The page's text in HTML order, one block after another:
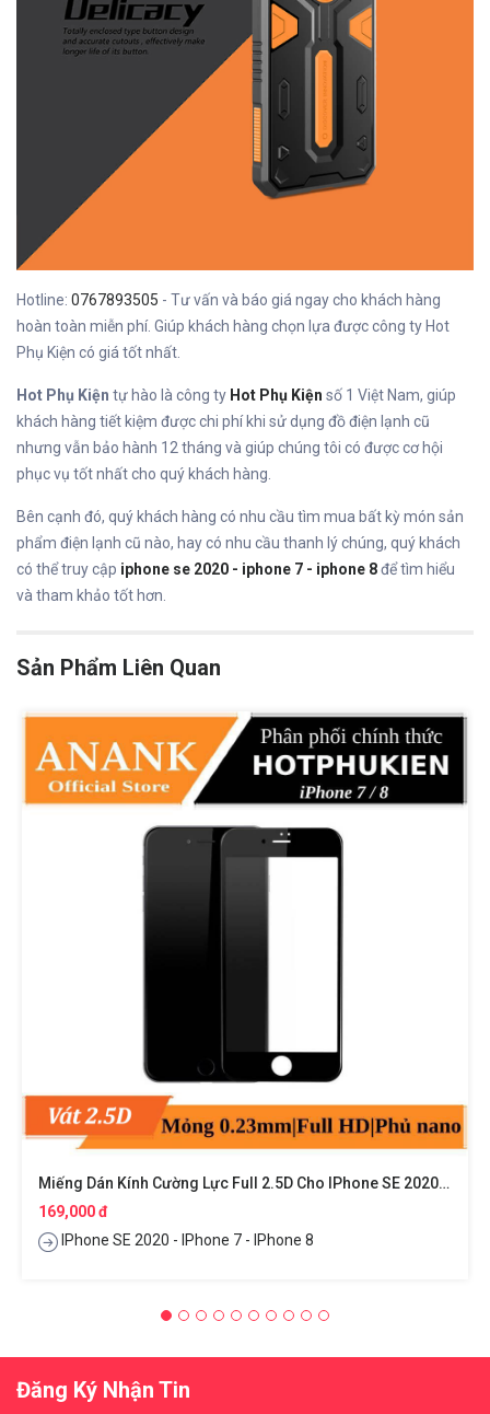
Hotline: 0767893505 - Tư vấn và báo giá ngay cho khách hàng
hoàn toàn miễn phí. Giúp khách hàng chọn lựa được công ty Hot
Phụ Kiện có giá tốt nhất.
Hot Phụ Kiện tự hào là công ty Hot Phụ Kiện số 1 Việt Nam, giúp
khách hàng tiết kiệm được chi phí khi sử dụng đồ điện lạnh cũ
nhưng vẫn bảo hành 12 tháng và giúp chúng tôi có được cơ hội
phục vụ tốt nhất cho quý khách hàng.
Bên cạnh đó, quý khách hàng có nhu cầu tìm mua bất kỳ món sản
phẩm điện lạnh cũ nào, hay có nhu cầu thanh lý chúng, quý khách
có thể truy cập iphone se 2020 - iphone 7 - iphone 8để tìm hiểu
và tham khảo tốt hơn.
Sản Phẩm Liên Quan
Miếng Dán Kính Cường Lực Full 2.5D Cho IPhone SE 2020 / IPhone 7 / IPhone 8 Hiệu ANANK
169,000 đ
IPhone SE 2020 - IPhone 7 - IPhone 8
Đăng Ký Nhận Tin